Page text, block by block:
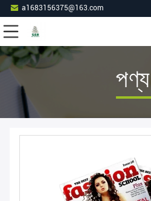
a1683156375@163.com
পণ্য